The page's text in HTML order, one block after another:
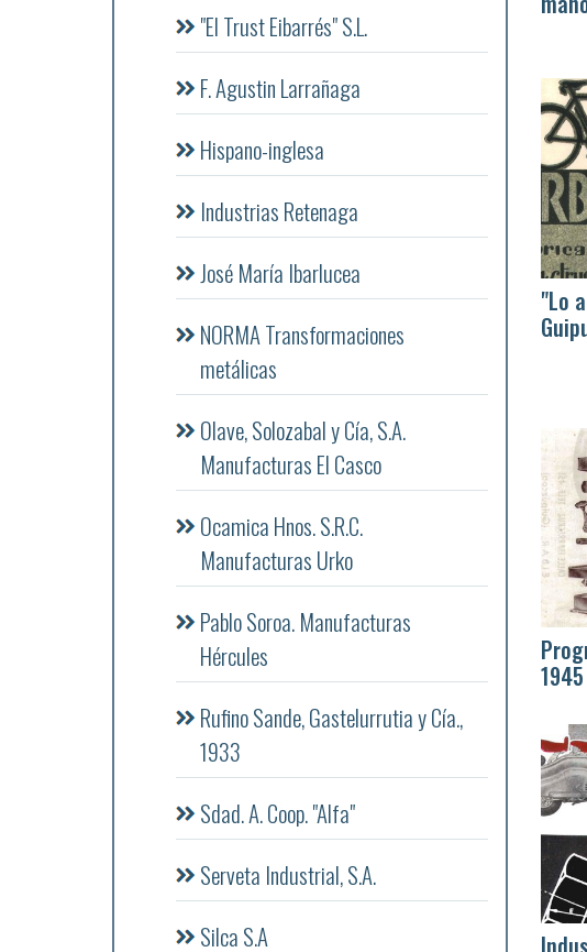
"Lo
"El Trust Eibarrés" S.L.
F. Agustin Larrañaga
Hispano-inglesa
Industrias Retenaga
José María Ibarlucea
NORMA Transformaciones
metálicas
Olave, Solozabal y Cía, S.A.
Manufacturas El Casco
Ocamica Hnos. S.R.C.
Manufacturas Urko
Pablo Soroa. Manufacturas
Hércules
Rufino Sande, Gastelurrutia y Cía.,
1933
Sdad. A. Coop. "Alfa"
Serveta Industrial, S.A.
Silca S.A